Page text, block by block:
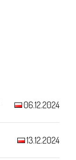
06.12.2024
13.12.2024